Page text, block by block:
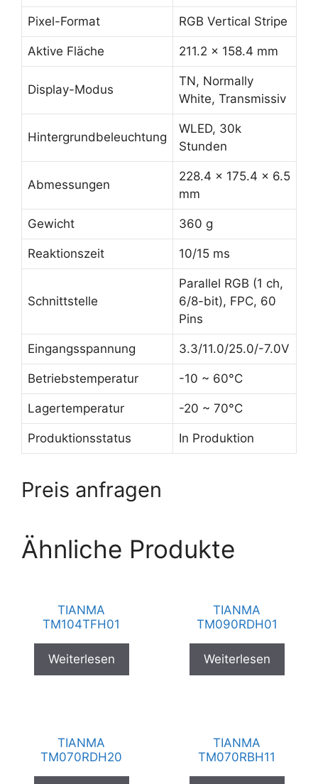
Pixel-Format RGB Vertical Stripe
Aktive Fläche 211.2 x 158.4 mm
Display-Modus
TN, Normally
White, Transmissiv
Hintergrundbeleuchtung
WLED, 30k
Stunden
Abmessungen
228.4 x 175.4 x 6.5
mm
Gewicht 360 g
Reaktionszeit 10/15 ms
Schnittstelle
Parallel RGB (1 ch,
6/8-bit), FPC, 60
Pins
Eingangsspannung 3.3/11.0/25.0/-7.0V
Betriebstemperatur -10 ~ 60°C
Lagertemperatur -20 ~ 70°C
Produktionsstatus In Produktion
Preis anfragen
Ähnliche Produkte
TIANMA
TM104TFH01
Weiterlesen
TIANMA
TM090RDH01
Weiterlesen
TIANMA
TM070RDH20
TIANMA
TM070RBH11